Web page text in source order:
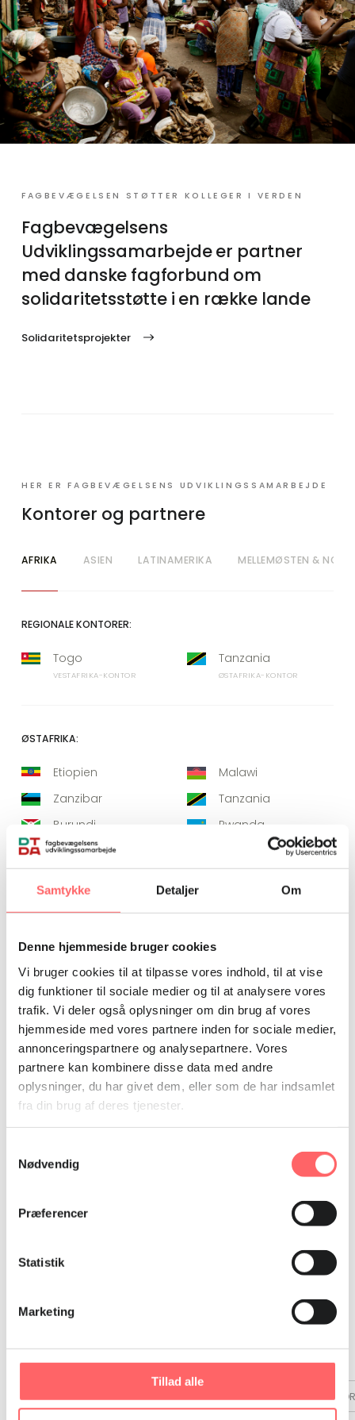
Samtykke Detaljer Om
Denne hjemmeside bruger cookies
Vi bruger cookies til at tilpasse vores indhold, til at vise
dig funktioner til sociale medier og til at analysere vores
trafik. Vi deler også oplysninger om din brug af vores
hjemmeside med vores partnere inden for sociale medier,
annonceringspartnere og analysepartnere. Vores
partnere kan kombinere disse data med andre
oplysninger, du har givet dem, eller som de har indsamlet
fra din brug af deres tjenester.
Nødvendig
Præferencer
Statistik
Marketing
Tillad alle
FAGBEVÆGELSEN STØTTER KOLLEGER I VERDEN
Fagbevægelsens
Udviklingssamarbejde er partner
med danske fagforbund om
solidaritetsstøtte i en række lande
Solidaritetsprojekter
HER ER FAGBEVÆGELSENS UDVIKLINGSSAMARBEJDE
Kontorer og partnere
AFRIKA ASIEN LATINAMERIKA MELLEMØSTEN &
REGIONALE KONTORER:
Togo
VESTAFRIKA-KONTOR
Tanzania
ØSTAFRIKA-KONTOR
ØSTAFRIKA:
Etiopien
Malawi
Zanzibar
Tanzania
Burundi
Rwanda
Kenya
VESTAFRIKA:
Ghana
Niger
Benin
Sierra Leone
Arbejdsmarkedsrapporter
AFRIKA ASIEN LATINAMERIKA MELLEMØSTEN &